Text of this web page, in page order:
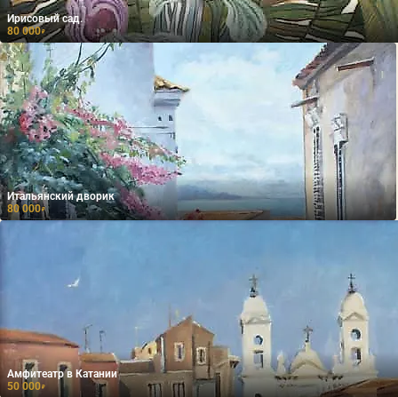
Ирисовый сад.
80 000₽
Итальянский дворик
80 000₽
Амфитеатр в Катании
50 000₽